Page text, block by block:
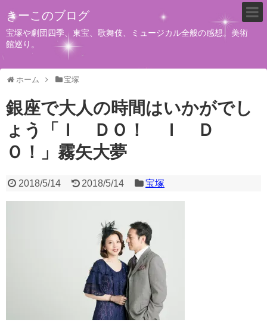
きーこのブログ
宝塚や劇団四季、東宝、歌舞伎、ミュージカル全般の感想。美術
館巡り。
ホーム 宝塚
銀座で大人の時間はいかがでし
ょう「Ｉ ＤＯ！ Ｉ Ｄ
Ｏ！」霧矢大夢
2018/5/14 2018/5/14 宝塚